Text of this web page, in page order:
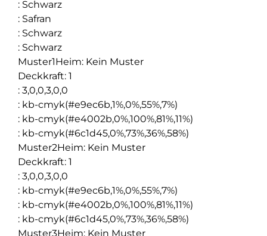
: Schwarz
: Safran
: Schwarz
: Schwarz
Muster1Heim: Kein Muster
Deckkraft: 1
: 3,0,0,3,0,0
: kb-cmyk(#e9ec6b,1%,0%,55%,7%)
: kb-cmyk(#e4002b,0%,100%,81%,11%)
: kb-cmyk(#6c1d45,0%,73%,36%,58%)
Muster2Heim: Kein Muster
Deckkraft: 1
: 3,0,0,3,0,0
: kb-cmyk(#e9ec6b,1%,0%,55%,7%)
: kb-cmyk(#e4002b,0%,100%,81%,11%)
: kb-cmyk(#6c1d45,0%,73%,36%,58%)
Muster3Heim: Kein Muster